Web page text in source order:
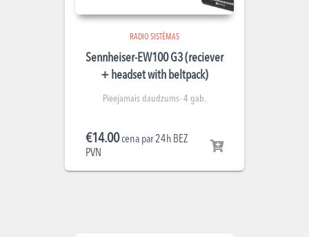
RADIO SISTĒMAS
Sennheiser-EW100 G3 (reciever
+ headset with beltpack)
Pieejamais daudzums- 4 gab.
€14.00cena par 24h BEZ
PVN